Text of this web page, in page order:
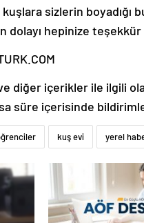
sizlerin boyadığı
dolayı hepinize
diğer içerikler ile ilgili
süre içerisinde
kuş evi yerel